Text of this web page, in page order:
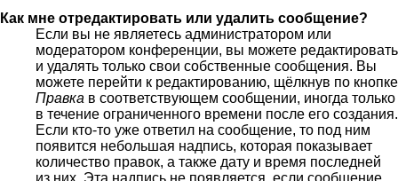
Как мне отредактировать или удалить сообщение?
Если вы не являетесь администратором или
модератором конференции, вы можете редактировать
и удалять только свои собственные сообщения. Вы
можете перейти к редактированию, щёлкнув по кнопке
Правка в соответствующем сообщении, иногда только
в течение ограниченного времени после его создания.
Если кто-то уже ответил на сообщение, то под ним
появится небольшая надпись, которая показывает
количество правок, а также дату и время последней
из них. Эта надпись не появляется, если сообщение